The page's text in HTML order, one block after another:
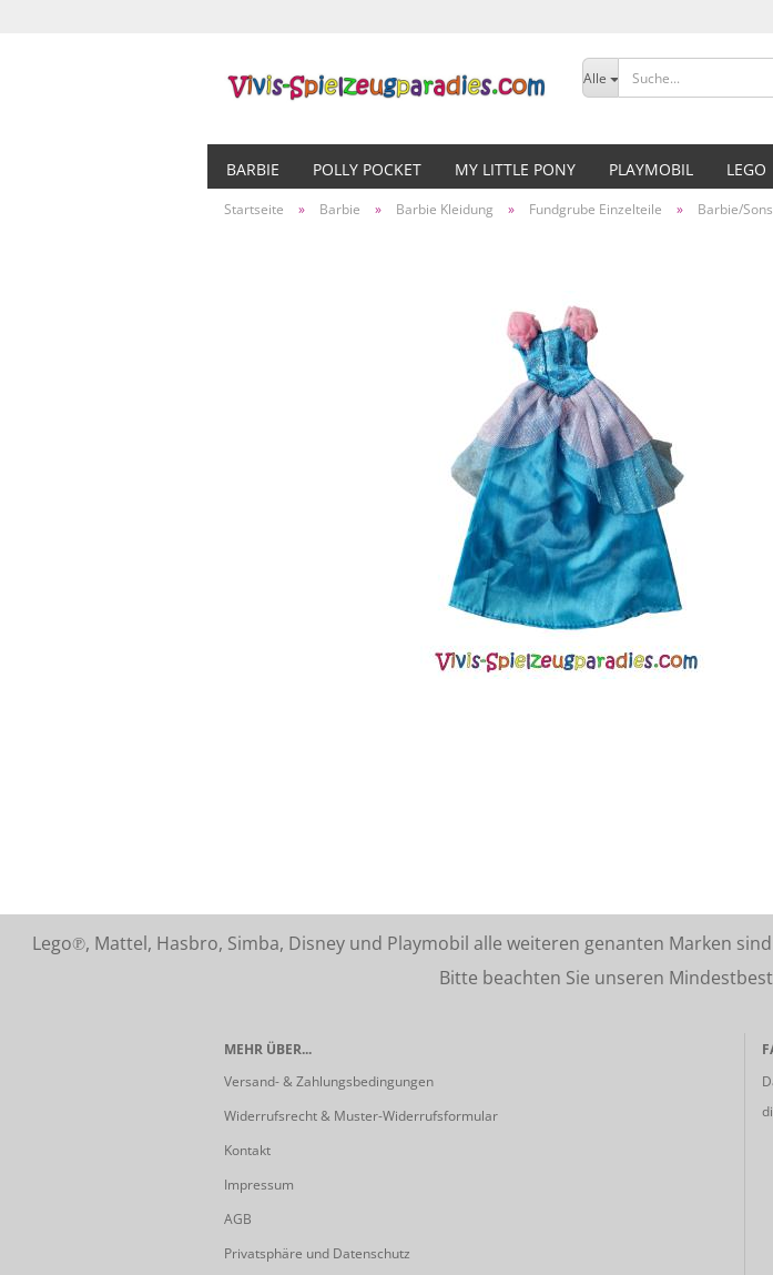
Alle
BARBIE POLLY POCKET MY LITTLE PONY PLAYMOBIL LEGO
Startseite » Barbie » Barbie Kleidung » Fundgrube Einzelteile » Barbie/
Lego℗, Mattel, Hasbro, Simba, Disney und Playmobil alle weiteren genanten Marken
Bitte beachten Sie unseren
MEHR ÜBER...
Versand- & Zahlungsbedingungen
Widerrufsrecht & Muster-Widerrufsformular
Kontakt
Impressum
AGB
Privatsphäre und Datenschutz